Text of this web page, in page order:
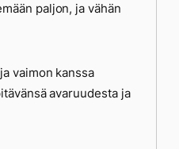
paljon, ja vähän
vaimon kanssa
avaruudesta ja